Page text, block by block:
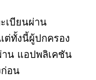
เบียนผ่าน
ต่ทั้งนี้ผู้ปกครอง
น แอปพลิเคชัน
ก่อน